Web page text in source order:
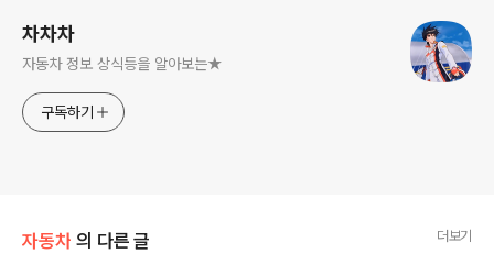
차차차
자동차 정보 상식등을 알아보는★
구독하기
자동차 의 다른 글 더보기